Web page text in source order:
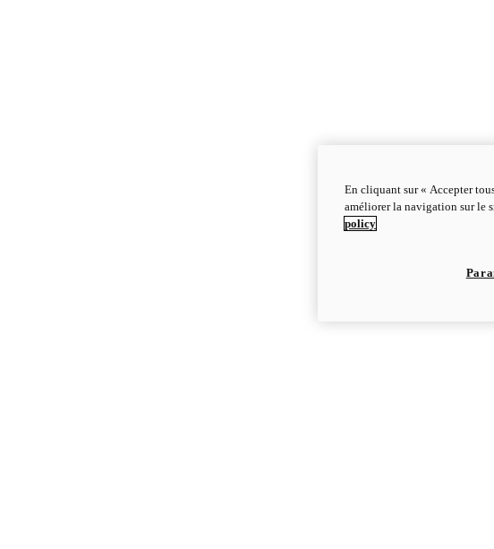
En cliquant sur « Accepter
améliorer la navigation sur le
policy